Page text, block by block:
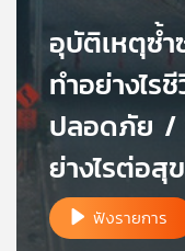
เครือ
ข่าย
วิทยุ
ไทย
พี
บี
อุบัติเหตุซ้ำ
ทำอย่างไร
ปลอดภัย /
ย่างไรต่อสุ
ฟังรายการ